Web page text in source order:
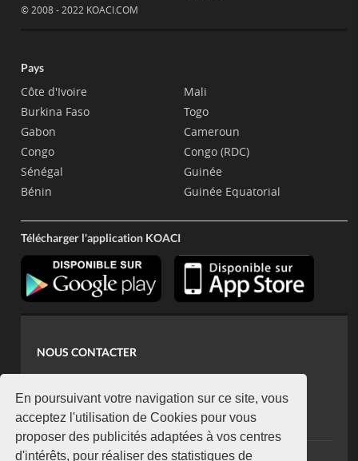
En poursuivant votre navigation sur ce site, vous
acceptez l'utilisation de Cookies pour vous
proposer des publicités adaptées à vos centres
d'intérêts, pour réaliser des statistiques de
© 2008 - 2022 KOACI.COM
Pays
Côte d'Ivoire
Burkina Faso
Gabon
Congo
Sénégal
Bénin
Mali
Togo
Cameroun
Congo (RDC)
Guinée
Guinée Equatorial
Télécharger l'application KOACI
NOUS CONTACTER
koaci@yahoo.fr
+225 07 08 85 52 93